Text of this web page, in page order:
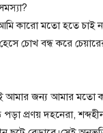
কারো মতো হতে চাই
চোখ বন্ধ করে
আমার জন্য আমার মতো
প্রণয় দহনেরা,